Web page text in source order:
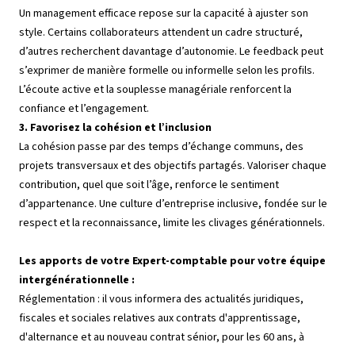
Un management efficace repose sur la capacité à ajuster son
style. Certains collaborateurs attendent un cadre structuré,
d’autres recherchent davantage d’autonomie. Le feedback peut
s’exprimer de manière formelle ou informelle selon les profils.
L’écoute active et la souplesse managériale renforcent la
confiance et l’engagement.
3. Favorisez la cohésion et l’inclusion
La cohésion passe par des temps d’échange communs, des
projets transversaux et des objectifs partagés. Valoriser chaque
contribution, quel que soit l’âge, renforce le sentiment
d’appartenance. Une culture d’entreprise inclusive, fondée sur le
respect et la reconnaissance, limite les clivages générationnels.
Les apports de votre Expert-comptable pour votre équipe
intergénérationnelle :
Réglementation : il vous informera des actualités juridiques,
fiscales et sociales relatives aux contrats d'apprentissage,
d'alternance et au nouveau contrat sénior, pour les 60 ans, à